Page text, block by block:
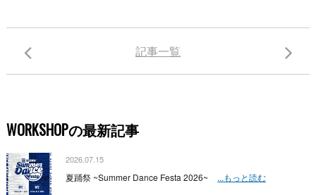
記事一覧
WORKSHOPの最新記事
2026.07.15
夏踊祭 ~Summer Dance Festa 2026~ ...もっと読む